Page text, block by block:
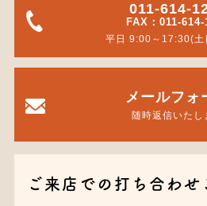
011-614-
FAX：011-614-
平日 9:00～17:30(土
メールフォ
随時返信いたし
ご来店での打ち合わせ